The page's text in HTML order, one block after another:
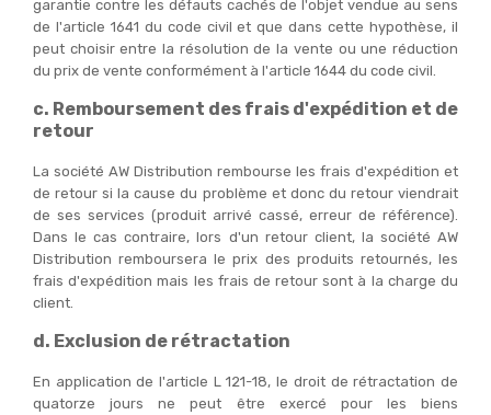
garantie contre les défauts cachés de l'objet vendue au sens
de l'article 1641 du code civil et que dans cette hypothèse, il
peut choisir entre la résolution de la vente ou une réduction
du prix de vente conformément à l'article 1644 du code civil.
c. Remboursement des frais d'expédition et de
retour
La société AW Distribution rembourse les frais d'expédition et
de retour si la cause du problème et donc du retour viendrait
de ses services (produit arrivé cassé, erreur de référence).
Dans le cas contraire, lors d'un retour client, la société AW
Distribution remboursera le prix des produits retournés, les
frais d'expédition mais les frais de retour sont à la charge du
client.
d. Exclusion de rétractation
En application de l'article L 121-18, le droit de rétractation de
quatorze jours ne peut être exercé pour les biens